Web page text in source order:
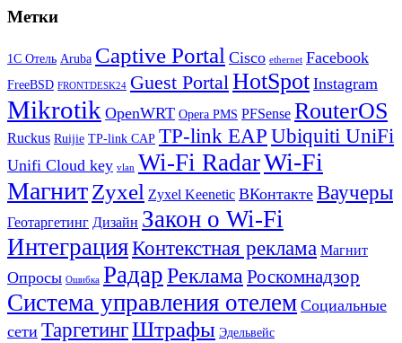
Метки
1С Отель Aruba Captive Portal Cisco ethernet Facebook
FreeBSD FRONTDESK24 Guest PortalHotSpot Instagram
Mikrotik OpenWRT Opera PMS PFSense RouterOS
Ruckus Ruijie TP-link CAP TP-link EAP Ubiquiti UniFi
Unifi Cloud key vlan Wi-Fi RadarWi-Fi
МагнитZyxel Zyxel Keenetic ВКонтакте Ваучеры
Геотаргетинг Дизайн Закон о Wi-Fi
ИнтеграцияКонтекстная реклама Магнит
Опросы Ошибка РадарРеклама Роскомнадзор
Система управления отелем Социальные
сети ТаргетингШтрафы Эдельвейс